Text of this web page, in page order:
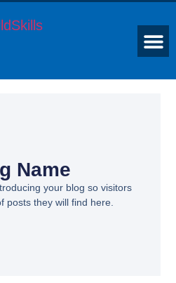
Name
your blog so visitors
posts they will find here.